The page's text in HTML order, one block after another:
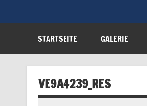
STARTSEITE GALERIE
VE9A4239_RES